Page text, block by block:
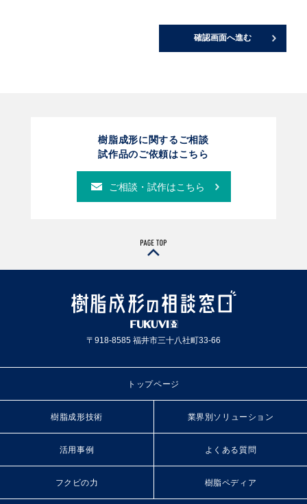
樹脂成形に関するご相談
試作品のご依頼はこちら
ご相談・試作はこちら
〒918-8585 福井市三十八社町33-66
トップページ
樹脂成形技術 業界別ソリューション
活用事例 よくある質問
フクビの力 樹脂ペディア